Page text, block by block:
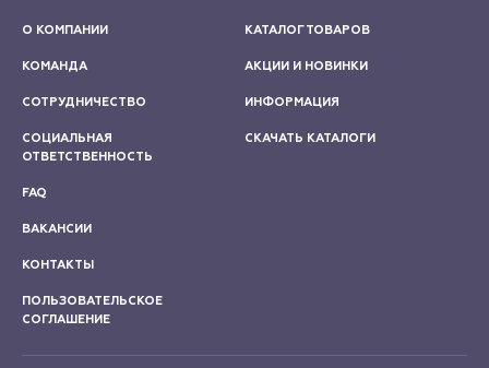
О КОМПАНИИ
КОМАНДА
СОТРУДНИЧЕСТВО
СОЦИАЛЬНАЯ
ОТВЕТСТВЕННОСТЬ
КАТАЛОГ ТОВАРОВ
АКЦИИ И НОВИНКИ
ИНФОРМАЦИЯ
СКАЧАТЬ КАТАЛОГИ
FAQ
ВАКАНСИИ
КОНТАКТЫ
ПОЛЬЗОВАТЕЛЬСКОЕ
СОГЛАШЕНИЕ